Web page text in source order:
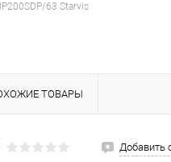
63 Starvis
ТОВАРЫ
Добавить